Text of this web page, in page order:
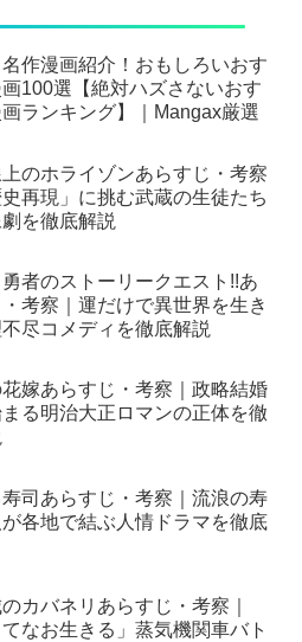
名作漫画紹介！おもしろいおす
100選【絶対ハズさないおす
ランキング】｜Mangax厳選
のホライゾンあらすじ・考察
史再現」に挑む武蔵の生徒たち
を徹底解説
者のストーリークエスト!!あ
考察｜運だけで異世界を生き
尽コメディを徹底解説
嫁あらすじ・考察｜政略結婚
る明治大正ロマンの正体を徹
司あらすじ・考察｜流浪の寿
各地で結ぶ人情ドラマを徹底
カバネリあらすじ・考察｜
てなお生きる」蒸気機関車バト